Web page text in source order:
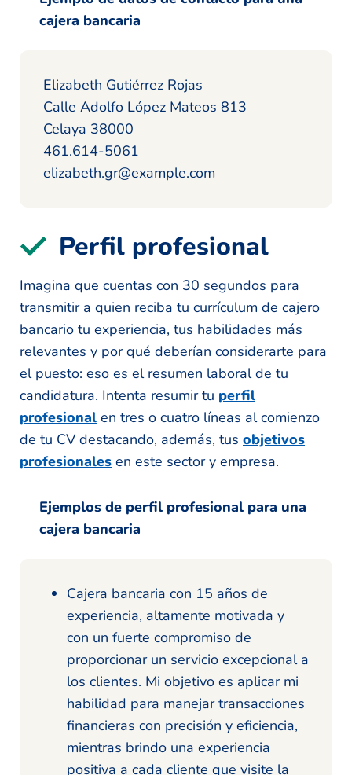
cajera bancaria
Elizabeth Gutiérrez Rojas
Calle Adolfo López Mateos 813
Celaya 38000
461.614-5061
elizabeth.gr@example.com
Perfil profesional
Imagina que cuentas con 30 segundos para
transmitir a quien reciba tu currículum de cajero
bancario tu experiencia, tus habilidades más
relevantes y por qué deberían considerarte para
el puesto: eso es el resumen laboral de tu
candidatura. Intenta resumir tu perfil
profesional en tres o cuatro líneas al comienzo
de tu CV destacando, además, tus objetivos
profesionales en este sector y empresa.
Ejemplos de perfil profesional para una
cajera bancaria
Cajera bancaria con 15 años de
experiencia, altamente motivada y
con un fuerte compromiso de
proporcionar un servicio excepcional a
los clientes. Mi objetivo es aplicar mi
habilidad para manejar transacciones
financieras con precisión y eficiencia,
mientras brindo una experiencia
positiva a cada cliente que visite la